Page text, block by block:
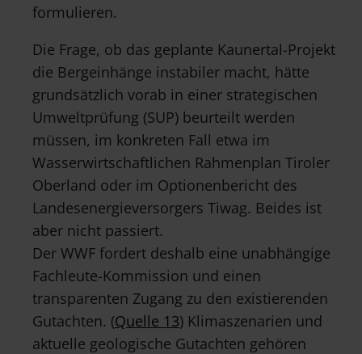
formulieren.
Die Frage, ob das geplante Kaunertal-Projekt
die Bergeinhänge instabiler macht, hätte
grundsätzlich vorab in einer strategischen
Umweltprüfung (SUP) beurteilt werden
müssen, im konkreten Fall etwa im
Wasserwirtschaftlichen Rahmenplan Tiroler
Oberland oder im Optionenbericht des
Landesenergieversorgers Tiwag. Beides ist
aber nicht passiert.
Der WWF fordert deshalb eine unabhängige
Fachleute-Kommission und einen
transparenten Zugang zu den existierenden
Gutachten. (Quelle 13) Klimaszenarien und
aktuelle geologische Gutachten gehören